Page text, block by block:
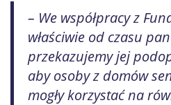
– We współpracy z
właściwie od czasu
przekazujemy jej
aby osoby z domów
mogły korzystać na